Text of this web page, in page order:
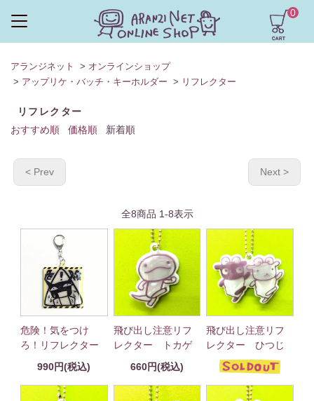
0
アランジネット > オンラインショップ
> アップリケ・バッチ・キーホルダー > リフレクター
リフレクター
おすすめ順
価格順 新着順
< Prev Next >
全8商品 1-8表示
危険！気をつけ
ろ！リフレクター
990円(税込)
飛び出し注意リフ
レクター トカゲ
660円(税込)
飛び出し注意リフ
レクター ひつじ